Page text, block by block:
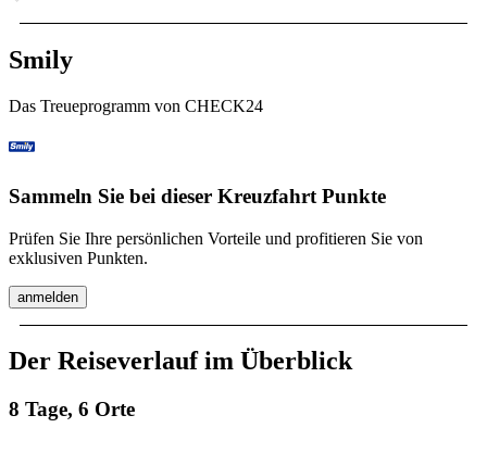
Smily
Das Treueprogramm von CHECK24
Sammeln Sie bei dieser Kreuzfahrt Punkte
Prüfen Sie Ihre persönlichen Vorteile und profitieren Sie von
exklusiven Punkten.
anmelden
Der Reiseverlauf im Überblick
8 Tage, 6 Orte